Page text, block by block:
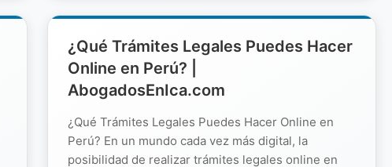
¿Qué Trámites Legales Puedes Hacer
Online en Perú? |
AbogadosEnIca.com
¿Qué Trámites Legales Puedes Hacer Online en
Perú? En un mundo cada vez más digital, la
posibilidad de realizar trámites legales online en